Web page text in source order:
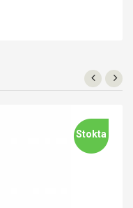
Stokta